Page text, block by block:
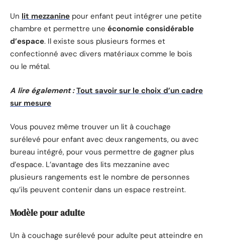
Un lit mezzanine pour enfant peut intégrer une petite
chambre et permettre une économie considérable
d’espace. Il existe sous plusieurs formes et
confectionné avec divers matériaux comme le bois
ou le métal.
A lire également : Tout savoir sur le choix d’un cadre
sur mesure
Vous pouvez même trouver un lit à couchage
surélevé pour enfant avec deux rangements, ou avec
bureau intégré, pour vous permettre de gagner plus
d’espace. L’avantage des lits mezzanine avec
plusieurs rangements est le nombre de personnes
qu’ils peuvent contenir dans un espace restreint.
Modèle pour adulte
Un à couchage surélevé pour adulte peut atteindre en